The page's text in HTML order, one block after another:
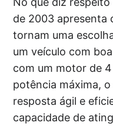
de 2003 apresenta
tornam uma
um veículo com
com um motor de
potência máxima,
resposta ágil e
capacidade de